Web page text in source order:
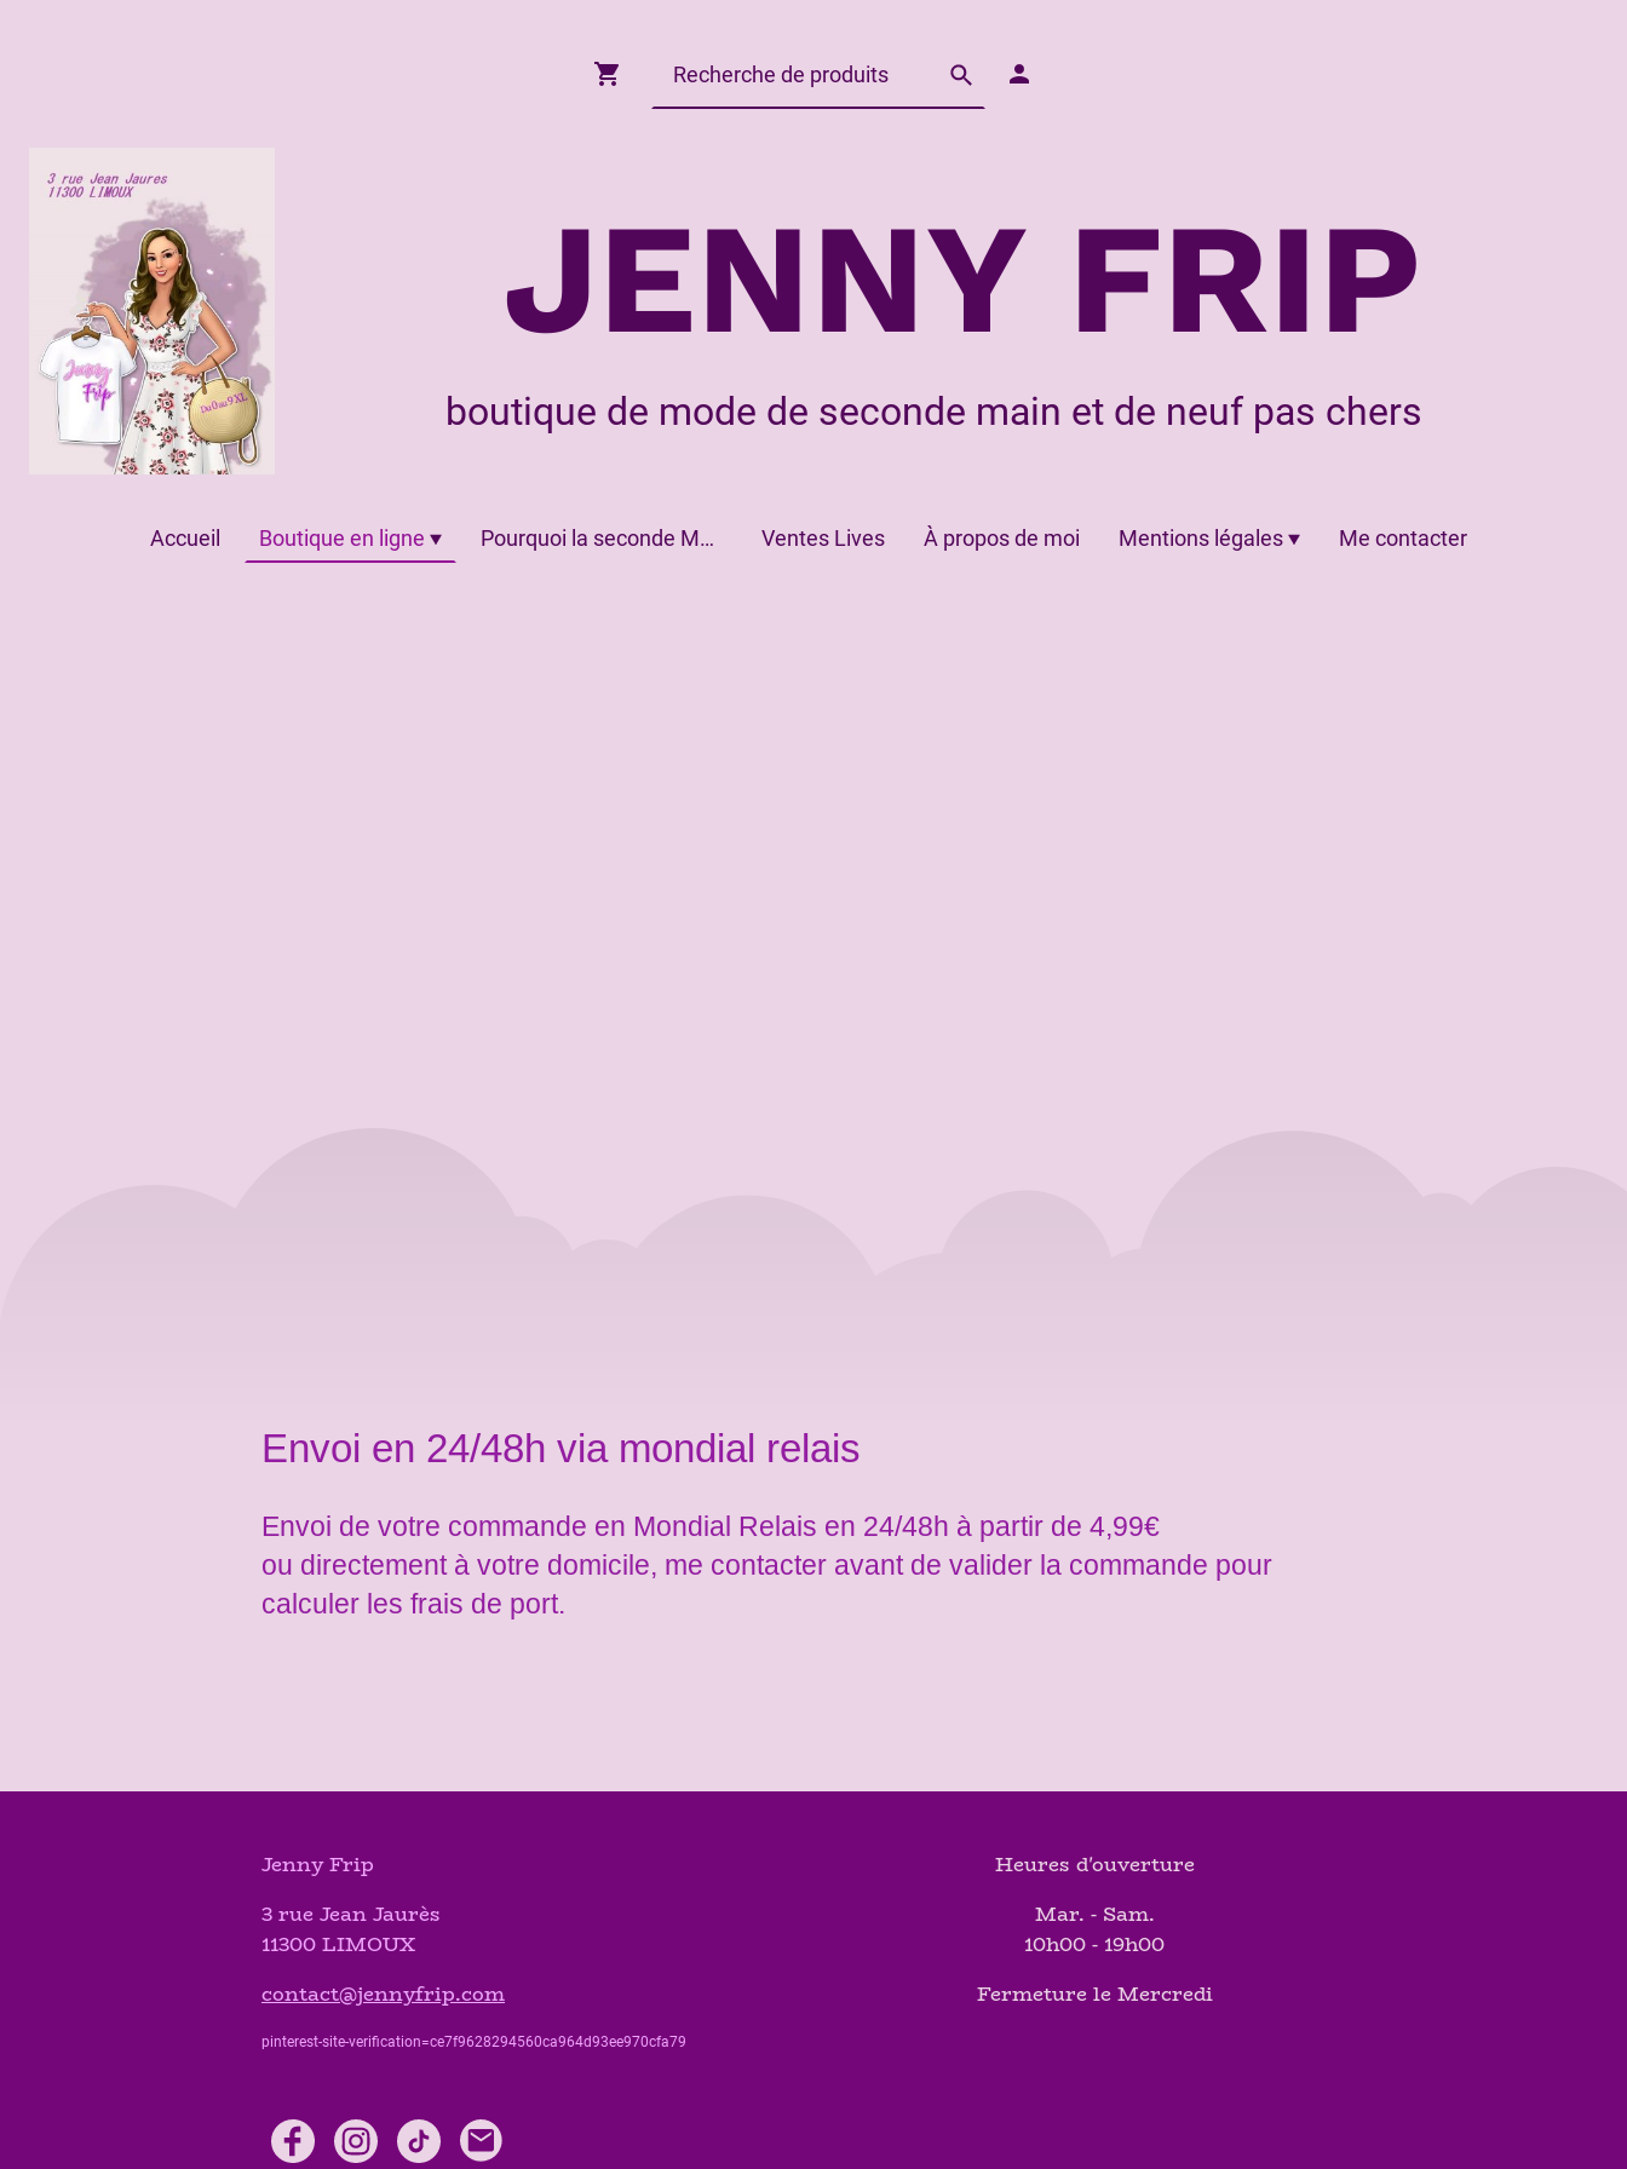
JENNY FRIP
boutique de mode de seconde main et de neuf pas chers
Accueil Boutique en ligne Pourquoi la seconde Main? Ventes Lives À propos de moi Mentions légales Me contacter
Envoi en 24/48h via mondial relais
Envoi de votre commande en Mondial Relais en 24/48h à partir de 4,99€
ou directement à votre domicile, me contacter avant de valider la commande pour
calculer les frais de port.
Jenny Frip
3 rue Jean Jaurès
11300 LIMOUX
contact@jennyfrip.com
pinterest-site-verification=ce7f9628294560ca964d93ee970cfa79
Heures d'ouverture
Mar. - Sam.
10h00 - 19h00
Fermeture le Mercredi